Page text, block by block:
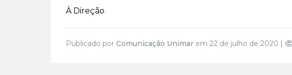
À Direção
Publicado por Comunicação Unimarem 22 de julho de 2020 |